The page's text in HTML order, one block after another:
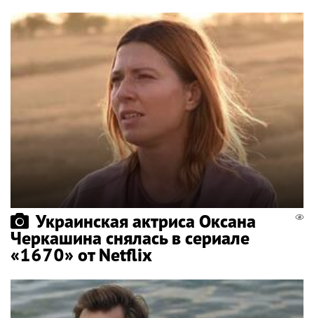
Украинская актриса Оксана
Черкашина снялась в сериале
«1670» от Netflix